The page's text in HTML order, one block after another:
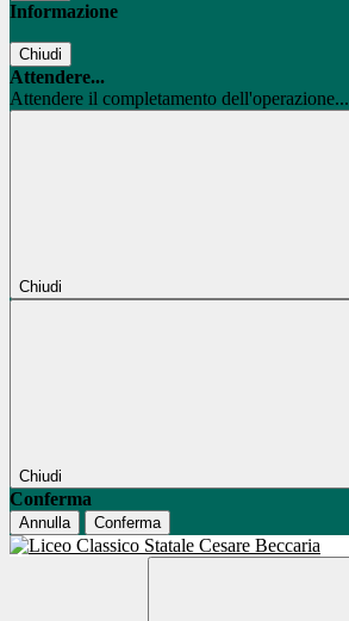
Informazione
Chiudi
Attendere...
Attendere il completamento dell'operazione...
Chiudi
Chiudi
Conferma
Annulla Conferma